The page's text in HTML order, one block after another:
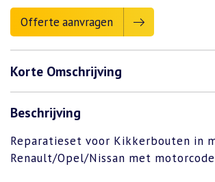
Offerte aanvragen
Korte Omschrijving
Beschrijving
Reparatieset voor Kikkerbouten in
Renault/Opel/Nissan met